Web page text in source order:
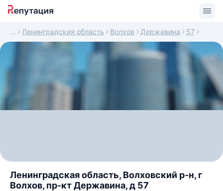
Ленинградская область Волхов Державина 57
Ленинградская область, Волховский р-н, г
Волхов, пр-кт Державина, д 57